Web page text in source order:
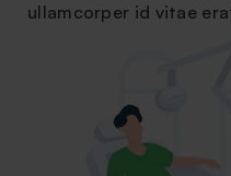
ullamcorper id vitae